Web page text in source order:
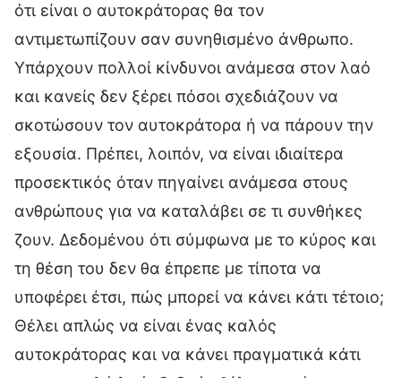
ότι είναι ο αυτοκράτορας θα τον
αντιμετωπίζουν σαν συνηθισμένο άνθρωπο.
Υπάρχουν πολλοί κίνδυνοι ανάμεσα στον λαό
και κανείς δεν ξέρει πόσοι σχεδιάζουν να
σκοτώσουν τον αυτοκράτορα ή να πάρουν την
εξουσία. Πρέπει, λοιπόν, να είναι ιδιαίτερα
προσεκτικός όταν πηγαίνει ανάμεσα στους
ανθρώπους για να καταλάβει σε τι συνθήκες
ζουν. Δεδομένου ότι σύμφωνα με το κύρος και
τη θέση του δεν θα έπρεπε με τίποτα να
υποφέρει έτσι, πώς μπορεί να κάνει κάτι τέτοιο;
Θέλει απλώς να είναι ένας καλός
αυτοκράτορας και να κάνει πραγματικά κάτι